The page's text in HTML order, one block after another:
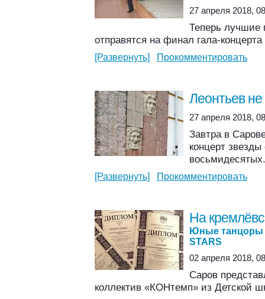
27 апреля 2018,
Теперь лучшие
отправятся на финал гала-
[Развернуть] Прокомментировать
Леонтьев не
27 апреля 2018,
Завтра в
концерт
[Развернуть] Прокомментировать
На
Юные танцоры
STARS
02 апреля 2018,
Саров
коллектив «КОНтемп» из Детской